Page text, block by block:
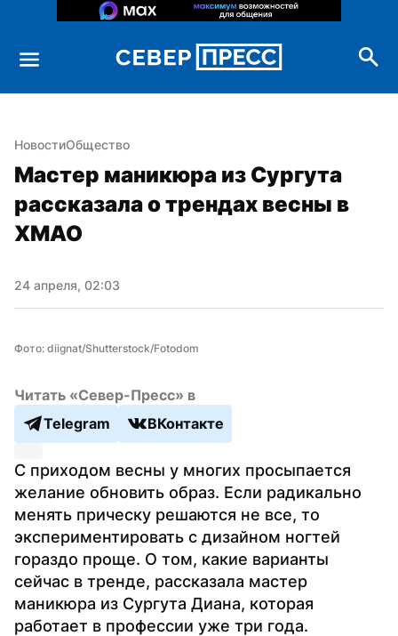
НовостиОбщество
Мастер маникюра из Сургута
рассказала о трендах весны в
ХМАО
24 апреля, 02:03
Фото: diignat/Shutterstock/Fotodom
Читать «Север-Пресс» в
Telegram
ВКонтакте
С приходом весны у многих просыпается
желание обновить образ. Если радикально
менять прическу решаются не все, то
экспериментировать с дизайном ногтей
гораздо проще. О том, какие варианты
сейчас в тренде, рассказала мастер
маникюра из Сургута Диана, которая
работает в профессии уже три года.